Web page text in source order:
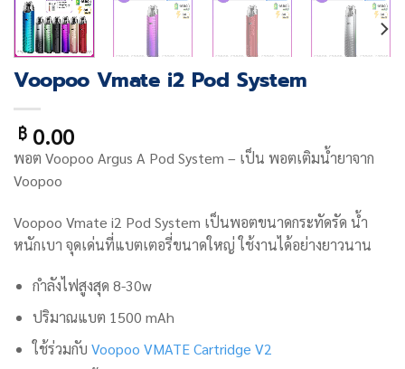
Voopoo Vmate i2 Pod System
฿0.00
พอต Voopoo Argus A Pod System – เป็น พอตเติมน้ำยาจาก
Voopoo
Voopoo Vmate i2 Pod System เป็นพอตขนาดกระทัดรัด น้ำ
หนักเบา จุดเด่นที่แบตเตอรี่ขนาดใหญ่ ใช้งานได้อย่างยาวนาน
กำลังไฟสูงสุด 8-30w
ปริมาณแบต 1500 mAh
ใช้ร่วมกับ Voopoo VMATE Cartridge V2